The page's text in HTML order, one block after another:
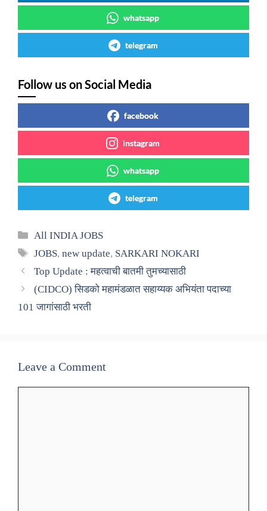
whatsapp
telegram
Follow us on Social Media
facebook
instagram
whatsapp
telegram
Categories
All INDIA JOBS
Tags
JOBS,new update, SARKARI NOKARI
Top Update : महत्वाची बातमी तुमच्यासाठी
(CIDCO) सिडको महामंडळात सहाय्यक अभियंता पदाच्या
101 जागांसाठी भरती
Leave a Comment